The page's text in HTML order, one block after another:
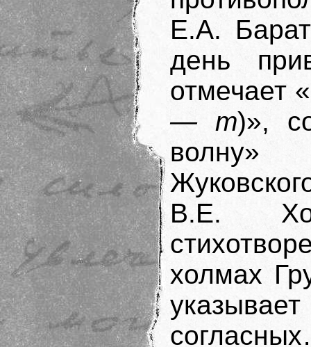
Е.А.
день
отмечает
— т)»,
волну»
В.Е.
холмах